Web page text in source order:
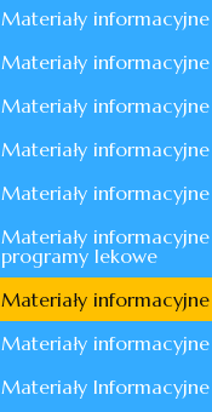
Materiały informacyjne
Materiały
Materiały informacyjne
Materiały informacyjne
Materiały informacyjne
Materiały
programy lekowe
Materiały informacyjne
Materiały informacyjne
Materiały Informacyjne